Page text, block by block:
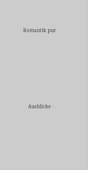
Romantik pur
Ausblicke